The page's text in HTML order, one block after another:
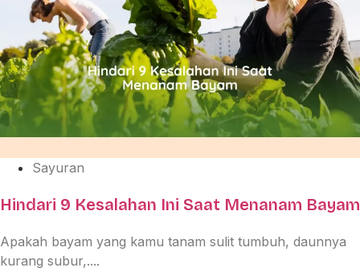
Sayuran
Hindari 9 Kesalahan Ini Saat Menanam Bayam
Apakah bayam yang kamu tanam sulit tumbuh, daunnya
kurang subur,....